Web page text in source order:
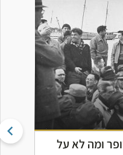
ומה לא על